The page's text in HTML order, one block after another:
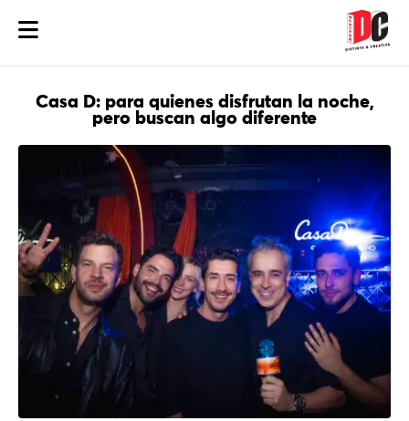
Casa D: para quienes disfrutan la noche,
pero buscan algo diferente